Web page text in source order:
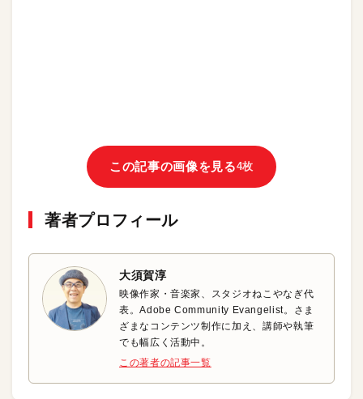
この記事の画像を見る4枚
著者プロフィール
大須賀淳
映像作家・音楽家、スタジオねこやなぎ代
表。Adobe Community Evangelist。さま
ざまなコンテンツ制作に加え、講師や執筆
でも幅広く活動中。
この著者の記事一覧